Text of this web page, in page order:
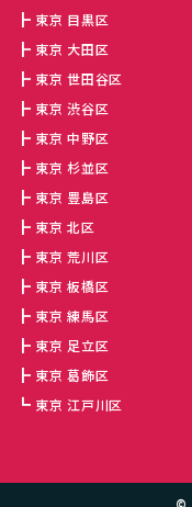
東京 目黒区
東京 大田区
東京 世田谷区
東京 渋谷区
東京 中野区
東京 杉並区
東京 豊島区
東京 北区
東京 荒川区
東京 板橋区
東京 練馬区
東京 足立区
東京 葛飾区
東京 江戸川区